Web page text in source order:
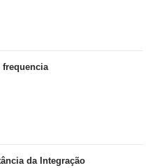
frequencia
da Integração